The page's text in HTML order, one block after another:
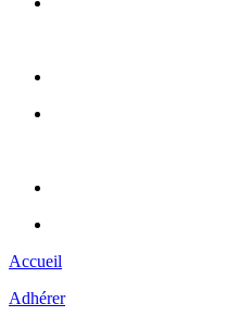
Accueil
Adhérer